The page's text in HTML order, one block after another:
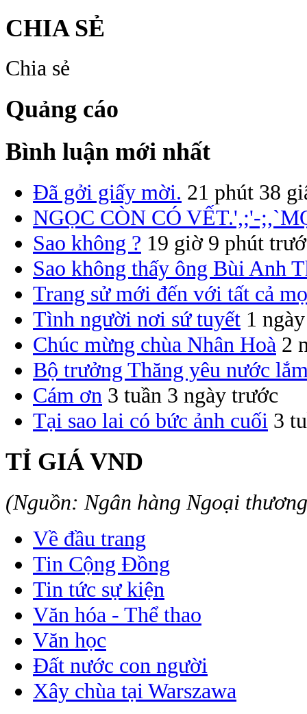
CHIA SẺ
Chia sẻ
Quảng cáo
Bình luận mới nhất
Đã gởi giấy mời. 21 phút 38
NGỌC CÒN CÓ VẾT.',;'-
Sao không ? 19 giờ 9 phút
Sao không thấy ông Bùi Anh
Trang sử mới đến với tất cả
Tình người nơi sứ tuyết 1
Chúc mừng chùa Nhân Hoà 2
Bộ trưởng Thăng yêu nước
Cám ơn 3 tuần 3 ngày trước
Tại sao lai có bức ảnh cuối 3
TỈ GIÁ VND
(Nguồn: Ngân hàng Ngoại
Về đầu trang
Tin Cộng Đồng
Tin tức sự kiện
Văn hóa - Thể thao
Văn học
Đất nước con người
Xây chùa tại Warszawa